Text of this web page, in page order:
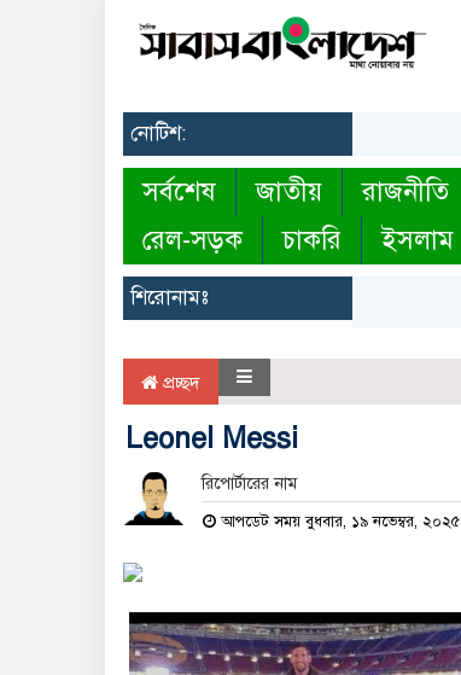
নোটিশ:
সর্বশেষ জাতীয় রাজনীতি
রেল-সড়ক
চাকরি ইসলাম
শিরোনামঃ
প্রচ্ছদ
Leonel Messi
রিপোর্টারের নাম
আপডেট সময় বুধবার, ১৯ নভেম্বর, ২০২৫